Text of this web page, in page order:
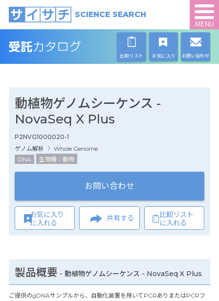
SCIENCE SEARCH
MENU
比較リスト お気に入り お問い合わせ
動植物ゲノムシーケンス -
NovaSeq X Plus
P2NVG1000020-1
ゲノム解析
Whole Genome
DNA
生物種：動物
お問い合わせ
お気に入り
に入れる
共有する
比較リスト
に入れる
製品概要 - 動植物ゲノムシーケンス - NovaSeq X Plus
ご提供のgDNAサンプルから、自動化装置を用いてPCRありまたはPCRフ